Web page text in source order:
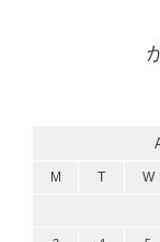
M T W